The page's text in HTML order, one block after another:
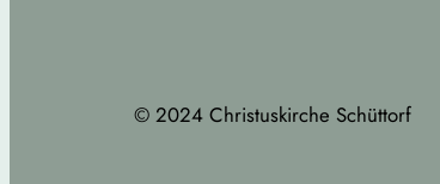
© 2024 Christuskirche Schüttorf